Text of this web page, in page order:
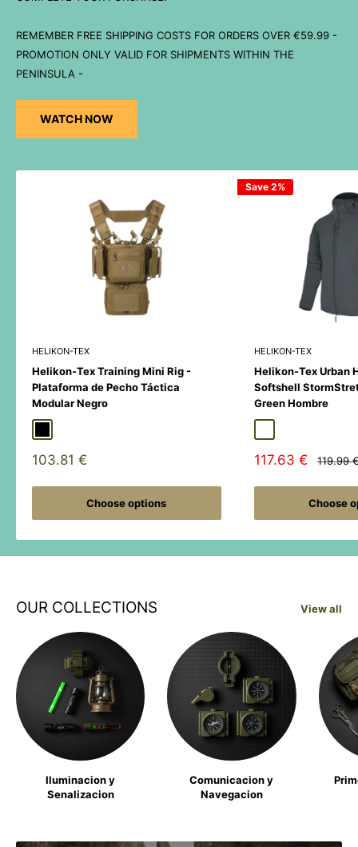
REMEMBER FREE SHIPPING COSTS FOR ORDERS OVER €59.99 -
PROMOTION ONLY VALID FOR SHIPMENTS WITHIN THE
PENINSULA -
WATCH NOW
HELIKON-TEX
Helikon-Tex Training Mini Rig -
Plataforma de Pecho Táctica
Modular Negro
Sale
103.81 €
Choose options
Save 2%
HELIKON-TEX
Helikon-Tex Urban
Softshell
Green Hombre
Sale
117.63 €
Regular
119.99
Choose
OUR COLLECTIONS View all
Iluminacion y
Senalizacion
Comunicacion y
Navegacion